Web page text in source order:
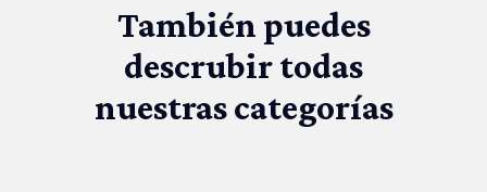
También puedes
descrubir todas
nuestras categorías